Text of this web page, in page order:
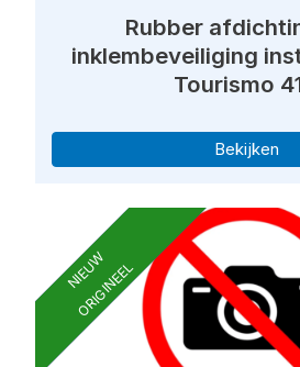
Rubber
inklembeveiliging
Tourismo
Bekijken
NIEUW
ORIGINEEL